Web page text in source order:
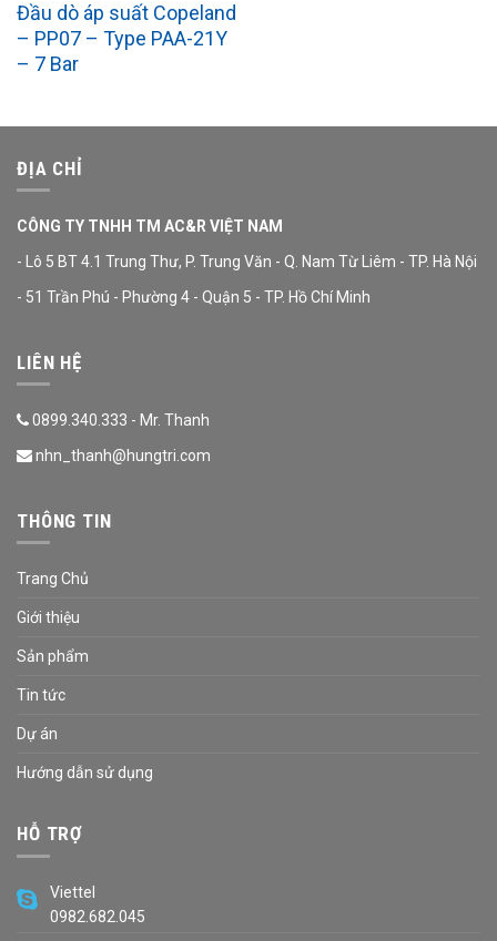
Đầu dò áp suất Copeland
– PP07 – Type PAA-21Y
– 7 Bar
ĐỊA CHỈ
CÔNG TY TNHH TM AC&R VIỆT NAM
- Lô 5 BT 4.1 Trung Thư, P. Trung Văn - Q. Nam Từ Liêm - TP. Hà Nội
- 51 Trần Phú - Phường 4 - Quận 5 - TP. Hồ Chí Minh
LIÊN HỆ
0899.340.333 - Mr. Thanh
nhn_thanh@hungtri.com
THÔNG TIN
Trang Chủ
Giới thiệu
Sản phẩm
Tin tức
Dự án
Hướng dẫn sử dụng
HỖ TRỢ
Viettel
0982.682.045